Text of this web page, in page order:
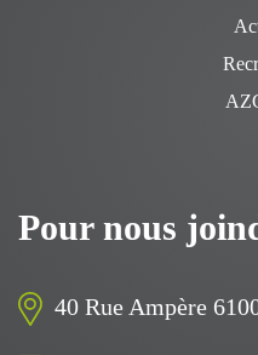
Pour nous
40 Rue Ampère